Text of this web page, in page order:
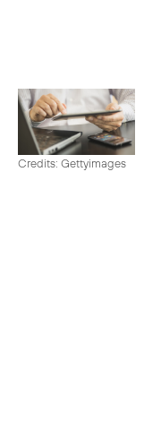
Credits: Gettyimages